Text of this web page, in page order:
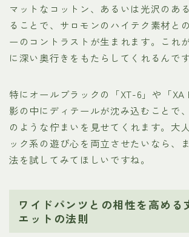
マットなコットン、あるいは光沢のあ
ることで、サロモンのハイテク素材と
ーのコントラストが生まれます。これ
に深い奥行きをもたらしてくれるんです
特にオールブラックの「XT-6」や「XA
影の中にディテールが沈み込むことで
のような佇まいを見せてくれます。大
ック系の遊び心を両立させたいなら、
法を試してみてほしいですね。
ワイドパンツとの相性を高める
エットの法則